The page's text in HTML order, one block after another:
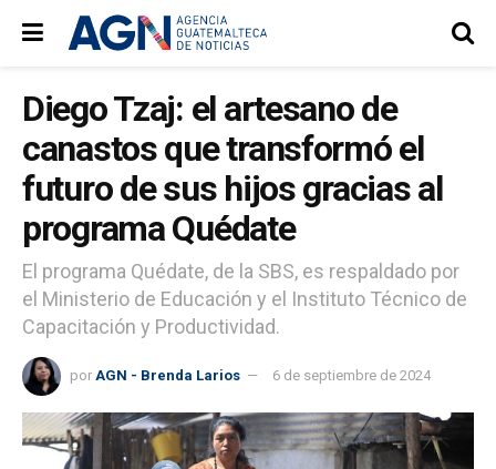
Diego Tzaj: el artesano de
canastos que transformó el
futuro de sus hijos gracias al
programa Quédate
El programa Quédate, de la SBS, es respaldado por
el Ministerio de Educación y el Instituto Técnico de
Capacitación y Productividad.
por AGN - Brenda Larios 6 de septiembre de 2024